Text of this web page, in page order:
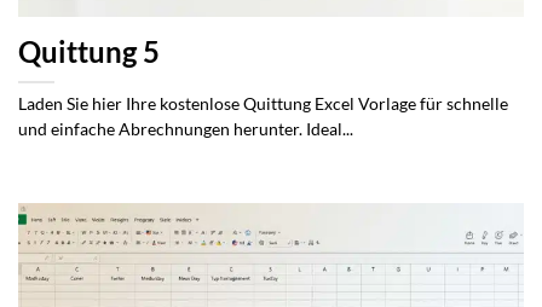
Quittung 5
Laden Sie hier Ihre kostenlose Quittung Excel Vorlage für schnelle
und einfache Abrechnungen herunter. Ideal...